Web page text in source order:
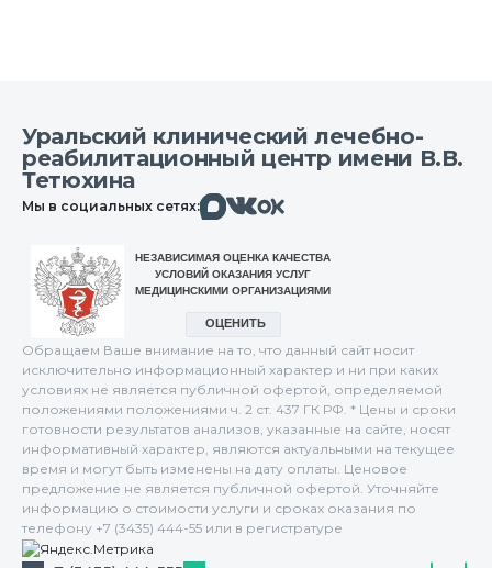
Уральский клинический лечебно-
реабилитационный центр имени В.В.
Тетюхина
Мы в социальных сетях:МаксВконтактеОдноклассники
Обращаем Ваше внимание на то, что данный сайт носит
исключительно информационный характер и ни при каких
условиях не является публичной офертой, определяемой
положениями положениями ч. 2 ст. 437 ГК РФ. * Цены и сроки
готовности результатов анализов, указанные на сайте, носят
информативный характер, являются актуальными на текущее
время и могут быть изменены на дату оплаты. Ценовое
предложение не является публичной офертой. Уточняйте
информацию о стоимости услуги и сроках оказания по
телефону +7 (3435) 444-55 или в регистратуре